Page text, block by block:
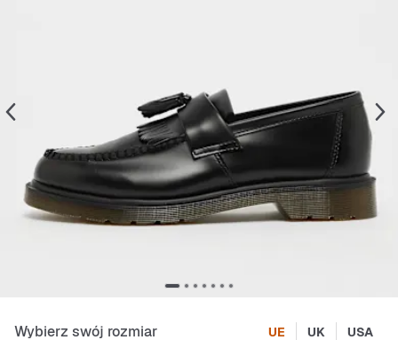
Wybierz swój rozmiar UE UK USA